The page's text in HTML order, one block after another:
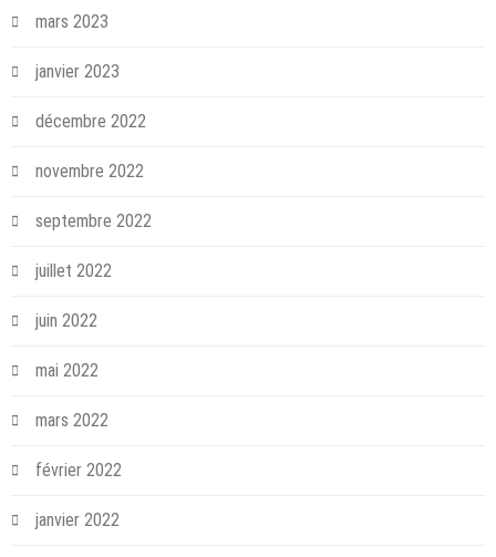
mars 2023
janvier 2023
décembre 2022
novembre 2022
septembre 2022
juillet 2022
juin 2022
mai 2022
mars 2022
février 2022
janvier 2022